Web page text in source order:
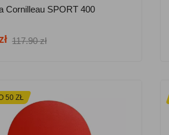
Cornilleau SPORT 400
117.90 zł
50 ZŁ